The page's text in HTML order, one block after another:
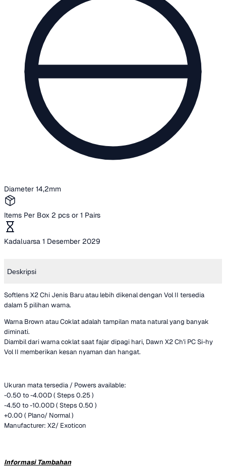
Diameter 14,2mm
Items Per Box 2 pcs or 1 Pairs
Kadaluarsa 1 Desember 2029
Deskripsi
Softlens X2 Chi Jenis Baru atau lebih dikenal dengan Vol II tersedia
dalam 5 pilihan warna.
Warna Brown atau Coklat adalah tampilan mata natural yang banyak
diminati.
Diambil dari warna coklat saat fajar dipagi hari, Dawn X2 Ch'i PC Si-hy
Vol II memberikan kesan nyaman dan hangat.
Ukuran mata tersedia / Powers available:
-0.50 to -4.00D ( Steps 0.25 )
-4.50 to -10.00D ( Steps 0.50 )
+0.00 ( Plano/ Normal )
Manufacturer: X2/ Exoticon
Informasi Tambahan